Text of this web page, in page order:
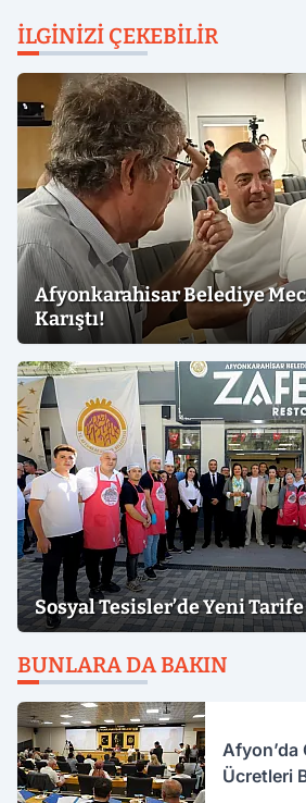
İLGINIZI ÇEKEBILIR
Afyonkarahisar Belediye
Karıştı!
Sosyal Tesisler’de Yeni
BUNLARA DA BAKIN
Afyon’da
Ücretleri